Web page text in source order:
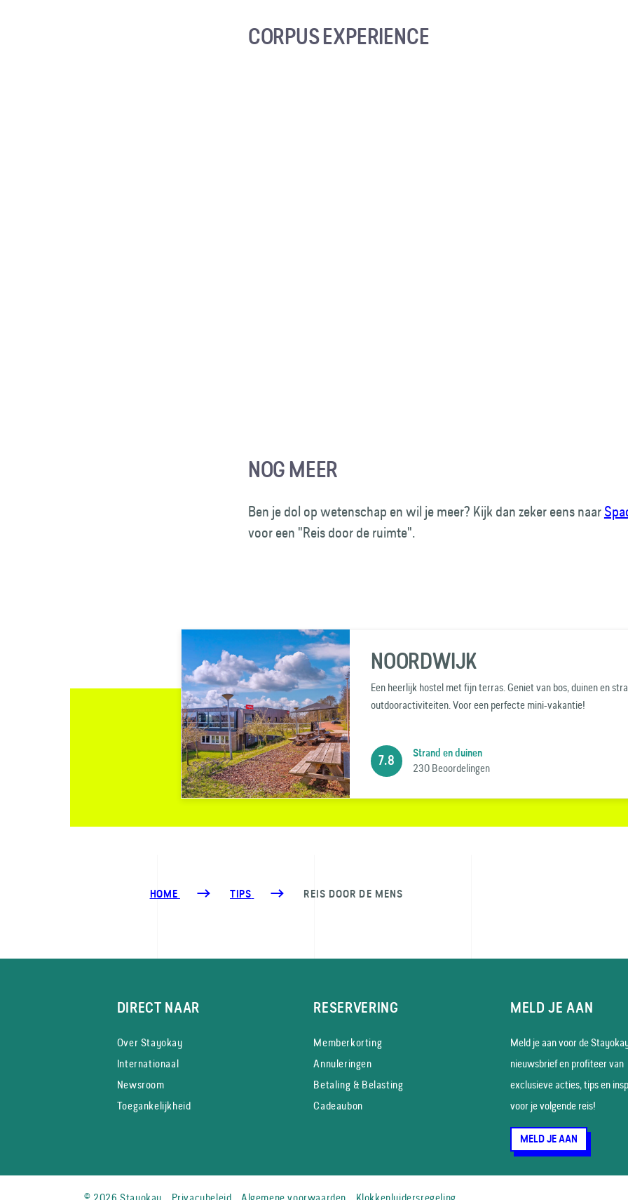
CORPUS EXPERIENCE
NOG MEER
Ben je dol op wetenschap en wil je meer? Kijk dan zeker eens naar
voor een "Reis door de ruimte".
NOORDWIJK
Een heerlijk hostel met fijn terras. Geniet van bos, duinen en
outdooractiviteiten. Voor een perfecte mini-vakantie!
7.8
Strand en duinen
230 Beoordelingen
HOME TIPS REIS DOOR DE MENS
DIRECT NAAR
Over Stayokay
Internationaal
Newsroom
Toegankelijkheid
RESERVERING
Memberkorting
Annuleringen
Betaling & Belasting
Cadeaubon
MELD JE AAN
Meld je aan voor de
nieuws­brief en profiteer van
exclusieve acties, tips en
voor je volgende reis!
MELD JE AAN